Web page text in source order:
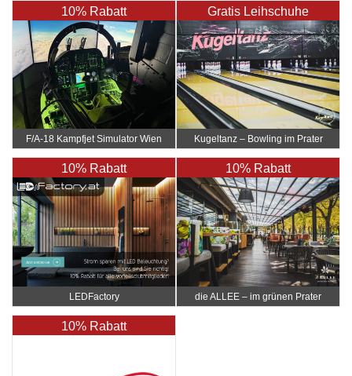
10% Rabatt
F/A-18 Kampfjet Simulator Wien
Gratis Leihschuhe
Kugeltanz – Bowling im Prater
10% Rabatt
LEDFactory
10% Rabatt
die ALLEE – im grünen Prater
10% Rabatt